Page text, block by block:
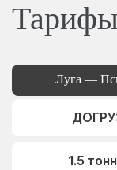
Тарифы
Луга —
1.5